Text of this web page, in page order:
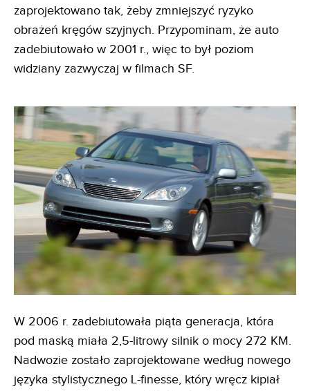
zaprojektowano tak, żeby zmniejszyć ryzyko
obrażeń kręgów szyjnych. Przypominam, że auto
zadebiutowało w 2001 r., więc to był poziom
widziany zazwyczaj w filmach SF.
W 2006 r. zadebiutowała piąta generacja, która
pod maską miała 2,5-litrowy silnik o mocy 272 KM.
Nadwozie zostało zaprojektowane według nowego
języka stylistycznego L-finesse, który wręcz kipiał